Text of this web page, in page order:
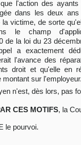
l'action des
dans les deux
la victime, de sorte
le champ
de la loi du 23
a exactement
l'avance des
droit et qu'elle en
montant sur l'employeur.
n'est, dès lors, pas
CES MOTIFS, la
le pourvoi.